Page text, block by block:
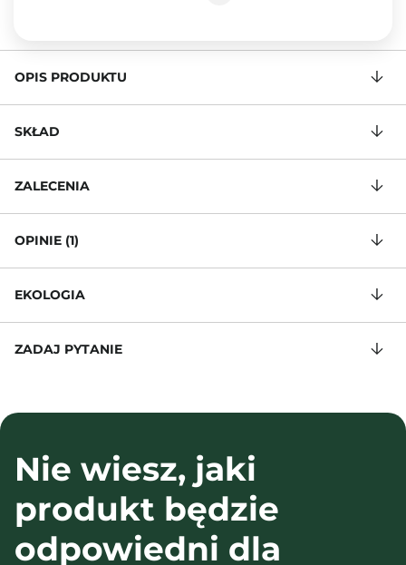
OPIS PRODUKTU
SKŁAD
ZALECENIA
OPINIE (1)
EKOLOGIA
ZADAJ PYTANIE
Nie wiesz, jaki
produkt będzie
odpowiedni dla